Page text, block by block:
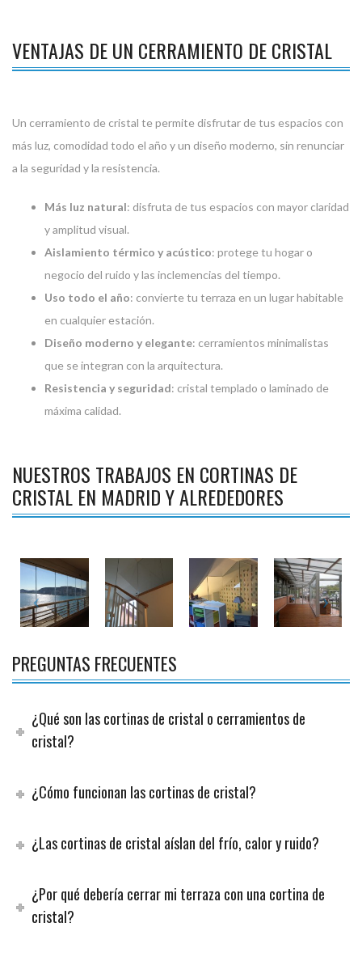
VENTAJAS DE UN CERRAMIENTO DE CRISTAL
Un cerramiento de cristal te permite disfrutar de tus espacios con
más luz, comodidad todo el año y un diseño moderno, sin renunciar
a la seguridad y la resistencia.
Más luz natural: disfruta de tus espacios con mayor claridad
y amplitud visual.
Aislamiento térmico y acústico: protege tu hogar o
negocio del ruido y las inclemencias del tiempo.
Uso todo el año: convierte tu terraza en un lugar habitable
en cualquier estación.
Diseño moderno y elegante: cerramientos minimalistas
que se integran con la arquitectura.
Resistencia y seguridad: cristal templado o laminado de
máxima calidad.
NUESTROS TRABAJOS EN CORTINAS DE
CRISTAL EN MADRID Y ALREDEDORES
PREGUNTAS FRECUENTES
¿Qué son las cortinas de cristal o cerramientos de
cristal?
¿Cómo funcionan las cortinas de cristal?
¿Las cortinas de cristal aíslan del frío, calor y ruido?
¿Por qué debería cerrar mi terraza con una cortina de
cristal?